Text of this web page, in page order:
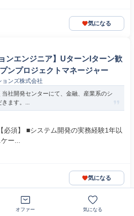
気になる
ンエンジニア】UターンIターン歓
ンプロジェクトマネージャー
ョンズ株式会社
社開発センターにて、金融、産業系のシ
きます。...
必須】 ■システム開発の実務経験1年以
ー...
気になる
開発SE】プライム上場グループ
オファー 気になる